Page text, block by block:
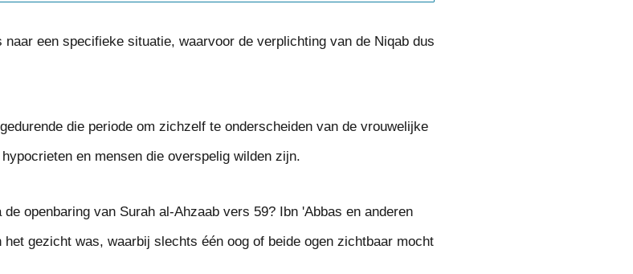
een specifieke situatie, waarvoor de verplichting van de Niqab dus
die periode om zichzelf te onderscheiden van de vrouwelijke
en mensen die overspelig wilden zijn.
openbaring van Surah al-Ahzaab vers 59? Ibn 'Abbas en anderen
gezicht was, waarbij slechts één oog of beide ogen zichtbaar mocht